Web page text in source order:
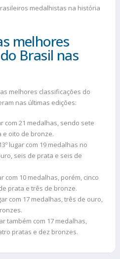
medalhistas na história
melhores
Brasil nas
melhores classificações do
nas últimas edições:
com 21 medalhas, sendo sete
e oito de bronze.
lugar com 19 medalhas no
seis de prata e seis de
com 10 medalhas, porém, cinco
prata e três de bronze.
com 17 medalhas, três de ouro,
também com 17 medalhas,
pratas e dez bronzes.